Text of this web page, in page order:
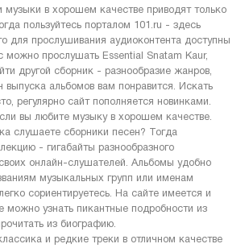
музыки в хорошем качестве приводят только
пользуйтесь порталом 101.ru - здесь
для прослушивания аудиоконтента доступны
можно прослушать Essential Snatam Kaur,
другой сборник - разнообразие жанров,
выпуска альбомов вам понравится. Искать
регулярно сайт пополняется новинками.
вы любите музыку в хорошем качестве.
слушаете сборники песен? Тогда
- гигабайты разнообразного
онлайн-слушателей. Альбомы удобно
музыкальных групп или именам
сориентируетесь. На сайте имеется и
можно узнать пикантные подробности из
из биографию.
и редкие треки в отличном качестве